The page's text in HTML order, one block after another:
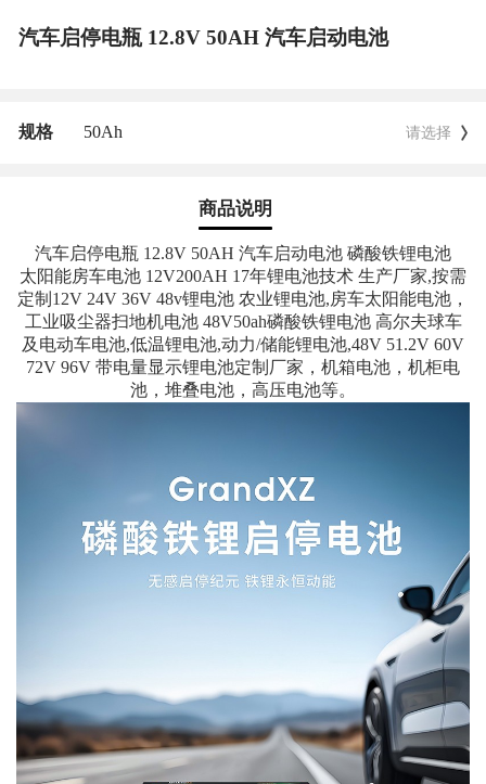
汽车启停电瓶 12.8V 50AH 汽车启动电池
规格 50Ah 请选择
商品说明
汽车启停电瓶 12.8V 50AH 汽车启动电池 磷酸铁锂电池
太阳能房车电池 12V200AH 17年锂电池技术 生产厂家,按需
定制12V 24V 36V 48v锂电池 农业锂电池,房车太阳能电池，
工业吸尘器扫地机电池 48V50ah磷酸铁锂电池 高尔夫球车
及电动车电池,低温锂电池,动力/储能锂电池,48V 51.2V 60V
72V 96V 带电量显示锂电池定制厂家，机箱电池，机柜电
池，堆叠电池，高压电池等。